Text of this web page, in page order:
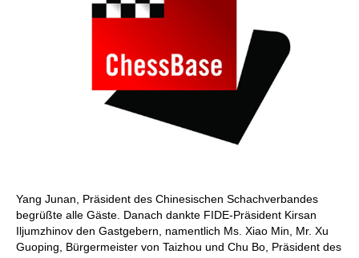
Yang Junan, Präsident des Chinesischen Schachverbandes
begrüßte alle Gäste. Danach dankte FIDE-Präsident Kirsan
Iljumzhinov den Gastgebern, namentlich Ms. Xiao Min, Mr. Xu
Guoping, Bürgermeister von Taizhou und Chu Bo, Präsident des